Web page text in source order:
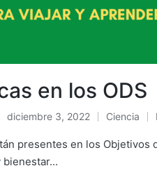
en los ODS
diciembre 3, 2022 Ciencia
presentes en los